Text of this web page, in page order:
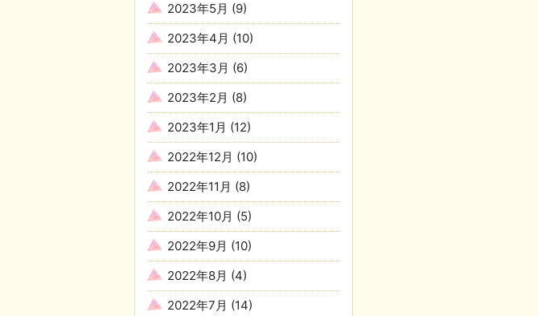
2023年5月 (9)
2023年4月 (10)
2023年3月 (6)
2023年2月 (8)
2023年1月 (12)
2022年12月 (10)
2022年11月 (8)
2022年10月 (5)
2022年9月 (10)
2022年8月 (4)
2022年7月 (14)